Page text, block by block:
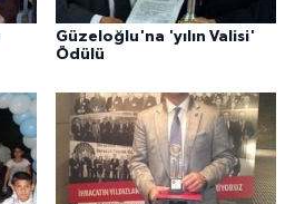
Güzeloğlu'na 'yılın Valisi'
Ödülü